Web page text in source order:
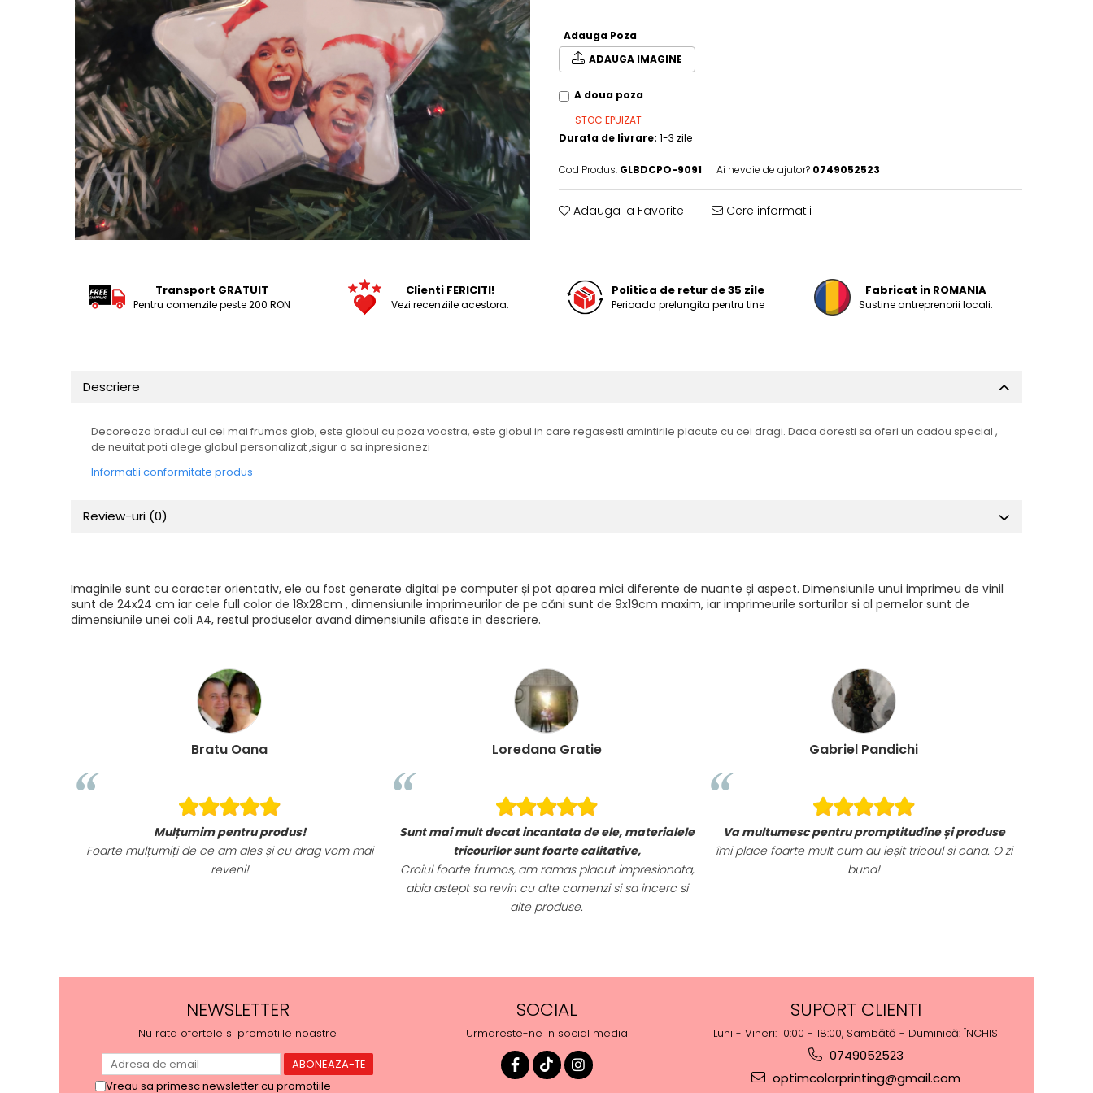
Tricouri Mecanici
Tricouri Fermieri
Tricouri Bere
Tricouri Auto
Tricouri Rock si Tribal
Tricouri Aniversare
Tricouri Cupluri
Tricouri Burlaci
Tricouri Familie
Tricouri Motivationale
Tricouri Animalute
Tricouri Gameri
Tricouri Mesaje Virale
Tricouri Vesele
Tricouri Zicale Romanesti
Facebook
Adauga Poza
ADAUGA IMAGINE
A doua poza
STOC EPUIZAT
Durata de livrare: 1-3 zile
Cod Produs: GLBDCPO-9091 Ai nevoie de ajutor? 0749052523
Adauga la Favorite Cere informatii
Transport GRATUIT
Pentru comenzile peste 200 RON
Clienti FERICITI!
Vezi recenziile acestora.
Politica de retur de 35 zile
Perioada prelungita pentru tine
Fabricat in ROMANIA
Sustine antreprenorii locali.
Descriere
Decoreaza bradul cul cel mai frumos glob, este globul cu poza voastra, este globul in care regasesti amintirile placute cu cei dragi. Daca doresti sa oferi un cadou special ,
de neuitat poti alege globul personalizat ,sigur o sa inpresionezi
Informatii conformitate produs
Review-uri (0)
Imaginile sunt cu caracter orientativ, ele au fost generate digital pe computer și pot aparea mici diferente de nuante și aspect. Dimensiunile unui imprimeu de vinil
sunt de 24x24 cm iar cele full color de 18x28cm , dimensiunile imprimeurilor de pe căni sunt de 9x19cm maxim, iar imprimeurile sorturilor si al pernelor sunt de
dimensiunile unei coli A4, restul produselor avand dimensiunile afisate in descriere.
Bratu Oana
Mulțumim pentru produs!
Foarte mulțumiți de ce am ales și cu drag vom mai
reveni!
Loredana Gratie
Sunt mai mult decat incantata de ele, materialele
tricourilor sunt foarte calitative,
Croiul foarte frumos, am ramas placut impresionata,
abia astept sa revin cu alte comenzi si sa incerc si
alte produse.
Gabriel Pandichi
Va multumesc pentru promptitudine și produse
îmi place foarte mult cum au ieșit tricoul si cana. O zi
buna!
NEWSLETTER
Nu rata ofertele si promotiile noastre
Vreau sa primesc newsletter cu promotiile
SOCIAL
Urmareste-ne in social media
SUPORT CLIENTI
Luni - Vineri: 10:00 - 18:00, Sambătă - Duminică: ÎNCHIS
0749052523
optimcolorprinting@gmail.com